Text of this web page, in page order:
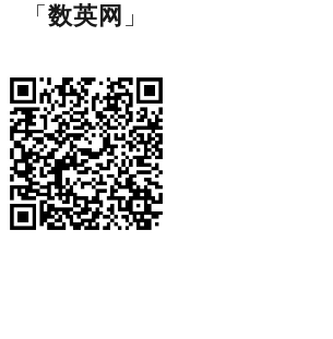
「数英网 」